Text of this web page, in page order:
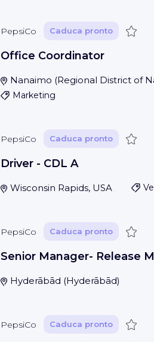
PepsiCo Caduca pronto
Office Coordinator
Nanaimo (Regional District of
Marketing
PepsiCo Caduca pronto
Driver - CDL A
Wisconsin Rapids, USA
PepsiCo Caduca pronto
Senior Manager- Release
Hyderābād (Hyderābād)
PepsiCo Caduca pronto